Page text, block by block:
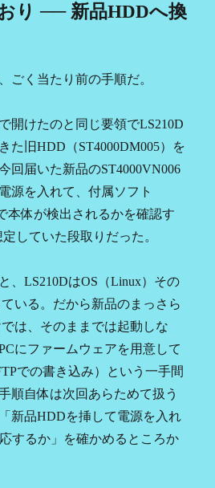
り ── 新品HDDへ換
ごく当たり前の手順だ。
で開けたのと同じ要領でLS210D
た旧HDD（ST4000DM005）を
回届いた新品のST4000VN006
源を入れて、付属ソフト
本体が検出されるかを確認す
していた段取りだった。
、LS210DはOS（Linux）その
いる。だから新品のまっさら
は、そのままでは起動しな
にファームウェアを用意して
での書き込み）という一手間
順自体は次回あらためて扱う
新品HDDを挿して電源を入れ
するか」を確かめるところか